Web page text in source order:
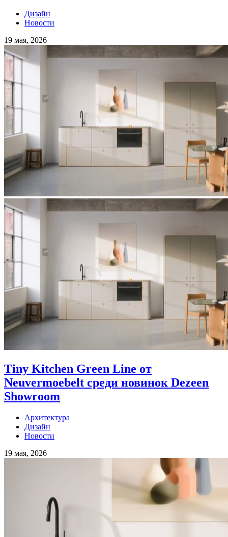
Дизайн
Новости
19 мая, 2026
Tiny Kitchen Green Line от
Neuvermoebelt среди новинок Dezeen
Showroom
Архитектура
Дизайн
Новости
19 мая, 2026